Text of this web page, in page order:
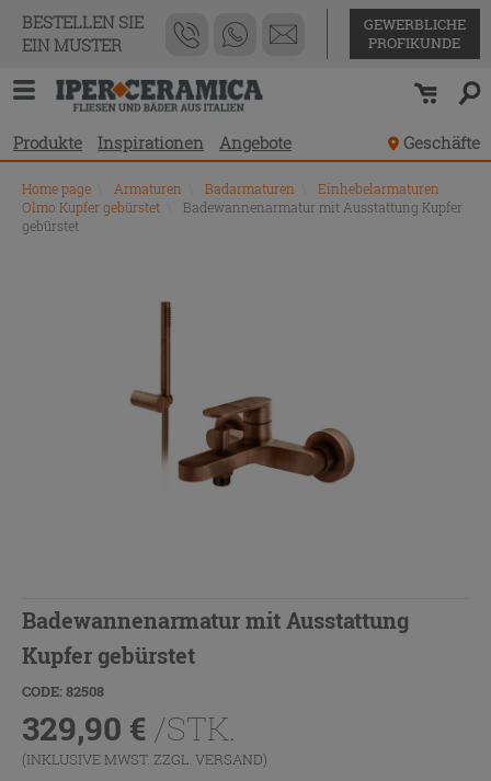
BESTELLEN SIE
EIN MUSTER
GEWERBLICHE
PROFIKUNDE
Produkte Inspirationen Angebote Geschäfte
Home page Armaturen Badarmaturen
Einhebelarmaturen
Olmo Kupfer gebürstet
Badewannenarmatur mit Ausstattung Kupfer
gebürstet
Badewannenarmatur mit Ausstattung
Kupfer gebürstet
CODE: 82508
329,90 € /STK.
(INKLUSIVE MWST. ZZGL. VERSAND)